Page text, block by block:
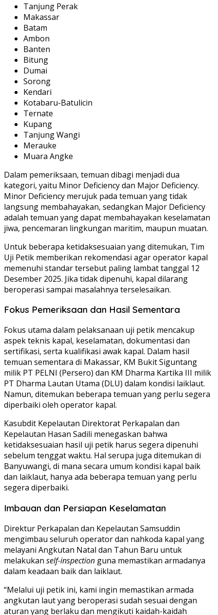
Tanjung Perak
Makassar
Batam
Ambon
Banten
Bitung
Dumai
Sorong
Kendari
Kotabaru-Batulicin
Ternate
Kupang
Tanjung Wangi
Merauke
Muara Angke
Dalam pemeriksaan, temuan dibagi menjadi dua
kategori, yaitu Minor Deficiency dan Major Deficiency.
Minor Deficiency merujuk pada temuan yang tidak
langsung membahayakan, sedangkan Major Deficiency
adalah temuan yang dapat membahayakan keselamatan
jiwa, pencemaran lingkungan maritim, maupun muatan.
Untuk beberapa ketidaksesuaian yang ditemukan, Tim
Uji Petik memberikan rekomendasi agar operator kapal
memenuhi standar tersebut paling lambat tanggal 12
Desember 2025. Jika tidak dipenuhi, kapal dilarang
beroperasi sampai masalahnya terselesaikan.
Fokus Pemeriksaan dan Hasil Sementara
Fokus utama dalam pelaksanaan uji petik mencakup
aspek teknis kapal, keselamatan, dokumentasi dan
sertifikasi, serta kualifikasi awak kapal. Dalam hasil
temuan sementara di Makassar, KM Bukit Siguntang
milik PT PELNI (Persero) dan KM Dharma Kartika III milik
PT Dharma Lautan Utama (DLU) dalam kondisi laiklaut.
Namun, ditemukan beberapa temuan yang perlu segera
diperbaiki oleh operator kapal.
Kasubdit Kepelautan Direktorat Perkapalan dan
Kepelautan Hasan Sadili menegaskan bahwa
ketidaksesuaian hasil uji petik harus segera dipenuhi
sebelum tenggat waktu. Hal serupa juga ditemukan di
Banyuwangi, di mana secara umum kondisi kapal baik
dan laiklaut, hanya ada beberapa temuan yang perlu
segera diperbaiki.
Imbauan dan Persiapan Keselamatan
Direktur Perkapalan dan Kepelautan Samsuddin
mengimbau seluruh operator dan nahkoda kapal yang
melayani Angkutan Natal dan Tahun Baru untuk
melakukan self-inspection guna memastikan armadanya
dalam keadaan baik dan laiklaut.
“Melalui uji petik ini, kami ingin memastikan armada
angkutan laut yang beroperasi sudah sesuai dengan
aturan yang berlaku dan mengikuti kaidah-kaidah